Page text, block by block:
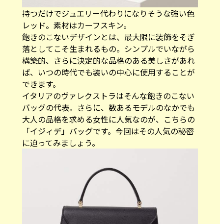
持つだけでジュエリー代わりになりそうな強い色
レッド。素材はカーフスキン。
飽きのこないデザインとは、最大限に装飾をそぎ
落としてこそ生まれるもの。シンプルでいながら
構築的、さらに決定的な品格のある美しさがあれ
ば、いつの時代でも装いの中心に使用することが
できます。
イタリアのヴァレクストラはそんな飽きのこない
バッグの代表。さらに、数あるモデルのなかでも
大人の品格を求める女性に人気なのが、こちらの
「イジィデ」バッグです。今回はその人気の秘密
に迫ってみましょう。